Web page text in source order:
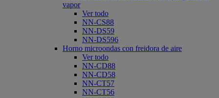
vapor
Ver todo
NN-CS88
NN-DS59
NN-DS596
Horno microondas con freidora de aire
Ver todo
NN-CD88
NN-CD58
NN-CT57
NN-CT56